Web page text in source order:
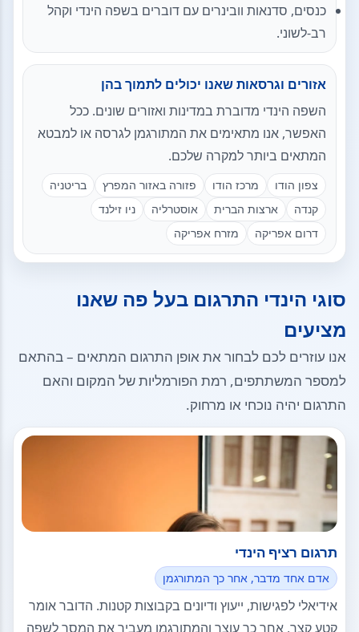
כנסים, סדנאות וובינרים עם דוברים בשפה הינדי וקהל
רב-לשוני.
אזורים וגרסאות שאנו יכולים לתמוך בהן
השפה הינדי מדוברת במדינות ואזורים שונים. ככל
האפשר, אנו מתאימים את המתורגמן לגרסה או למבטא
המתאים ביותר למקרה שלכם.
צפון הודו מרכז הודו פזורה באזור המפרץ
בריטניה
קנדה
ארצות הברית אוסטרליה
ניו זילנד
דרום אפריקה
מזרח אפריקה
סוגי הינדי התרגום בעל פה שאנו
מציעים
אנו עוזרים לכם לבחור את אופן התרגום המתאים – בהתאם
למספר המשתתפים, רמת הפורמליות של המקום והאם
התרגום יהיה נוכחי או מרחוק.
תרגום רציף הינדי
אדם אחד מדבר, אחר כך המתורגמן
אידיאלי לפגישות, ייעוץ ודיונים בקבוצות קטנות. הדובר אומר
קטע קצר, אחר כך עוצר והמתורגמן מעביר את המסר לשפה